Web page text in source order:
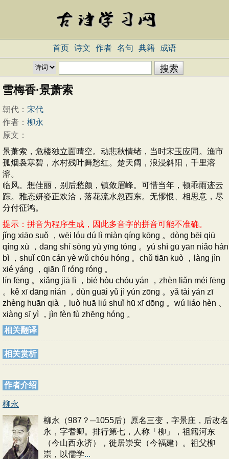
首页 诗文 作者 名句 典籍 成语
雪梅香·景萧索
朝代： 宋代
作者： 柳永
原文：
景萧索，危楼独立面晴空。动悲秋情绪，当时宋玉应同。渔市
孤烟袅寒碧，水村残叶舞愁红。楚天阔，浪浸斜阳，千里溶
溶。
临风。想佳丽，别后愁颜，镇敛眉峰。可惜当年，顿乖雨迹云
踪。雅态妍姿正欢洽，落花流水忽西东。无憀恨、相思意，尽
分付征鸿。
提示：拼音为程序生成，因此多音字的拼音可能不准确。
jǐng xiāo suǒ ，wēi lóu dú lì miàn qíng kōng 。dòng bēi qiū
qíng xù ，dāng shí sòng yù yīng tóng 。yú shì gū yān niǎo hán
bì ，shuǐ cūn cán yè wǔ chóu hóng 。chǔ tiān kuò ，làng jìn
xié yáng ，qiān lǐ róng róng 。
lín fēng 。xiǎng jiā lì ，bié hòu chóu yán ，zhèn liǎn méi fēng
。kě xī dāng nián ，dùn guāi yǔ jì yún zōng 。yǎ tài yán zī
zhèng huān qià ，luò huā liú shuǐ hū xī dōng 。wú liáo hèn 、
xiàng sī yì ，jìn fèn fù zhēng hóng 。
相关翻译
相关赏析
作者介绍
柳永
柳永（987？─1055后）原名三变，字景庄，后改名
永，字耆卿。排行第七，人称「柳」，祖籍河东
（今山西永济），徙居崇安（今福建）。祖父柳
崇，以儒学...